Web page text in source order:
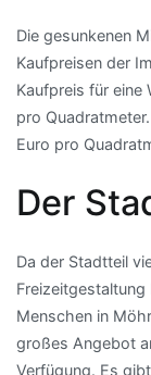
Die gesunkenen
Kaufpreisen der
Kaufpreis für
pro
Euro pro
Der
Da der Stadtteil
Freizeitgestaltung
Menschen in
großes Angebot
Verfügung. Es